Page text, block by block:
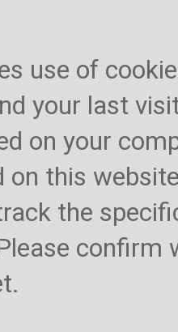
use of
your last
on your
on this
the
confirm